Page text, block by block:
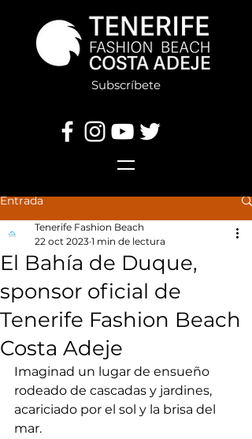
Subscríbete
Entrada
El Bahía de Duque,
sponsor oficial de
Tenerife Fashion Beach
Costa Adeje
Tenerife Fashion Beach
22 oct 2023 1 min de lectura
Imaginad un lugar de ensueño
rodeado de cascadas y jardines,
acariciado por el sol y la brisa del
mar.